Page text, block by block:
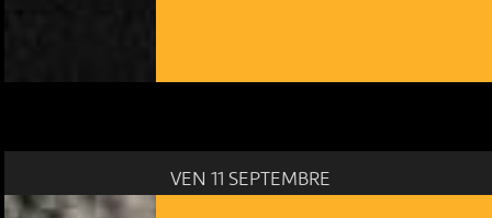
consentez à l’utilisation de cookies. Les cookies nous
l'intérêt porté à leurs événements.
Plus d'infos
VEN 11 SEPTEMBRE